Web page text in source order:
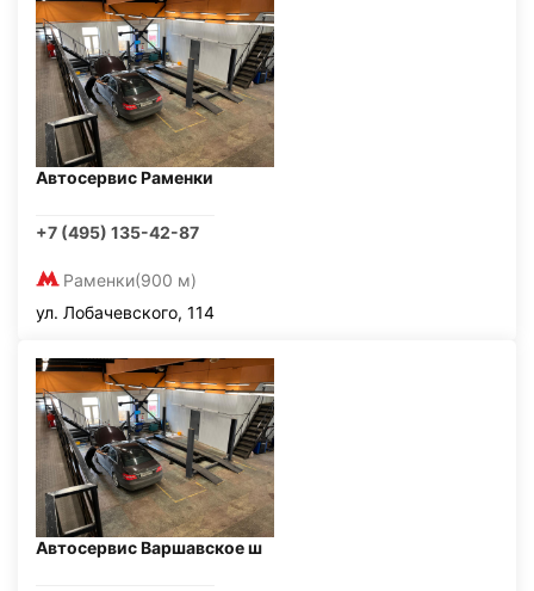
Автосервис Раменки
+7 (495) 135-42-87
Раменки(900 м)
ул. Лобачевского, 114
Автосервис Варшавское ш